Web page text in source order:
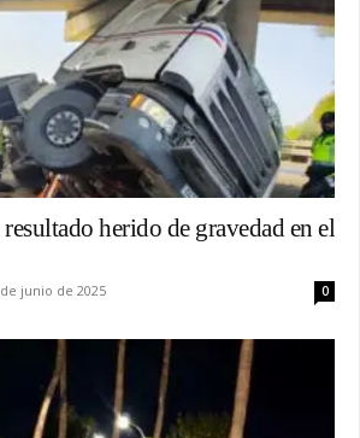
herido de gravedad en el
junio de 2025 0